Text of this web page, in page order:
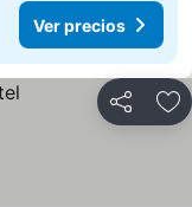
Ver precios
Compartir